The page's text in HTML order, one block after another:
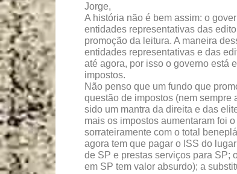
Jorge,
A história não é bem assim: o
entidades representativas das
promoção da leitura. A maneira
entidades representativas e das
até agora, por isso o governo está
impostos.
Não penso que um fundo que
questão de impostos (nem
sido um mantra da direita e das
mais os impostos aumentaram foi
sorrateiramente com o total
agora tem que pagar o ISS do
de SP e prestas serviços para SP;
em SP tem valor absurdo); a